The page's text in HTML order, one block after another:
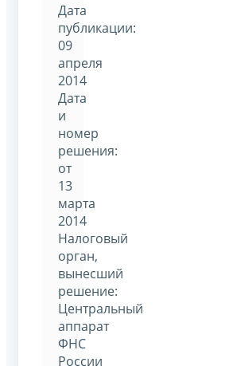
Дата
публикации:
09
апреля
2014
Дата
и
номер
решения:
от
13
марта
2014
Налоговый
орган,
вынесший
решение:
Центральный
аппарат
ФНС
России